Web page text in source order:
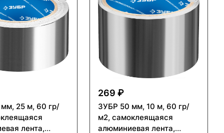
25 м, 60 гр/
лента,
269 ₽
ЗУБР 50 мм, 10 м, 60 гр/
м2, самоклеящаяся
алюминиевая лента,